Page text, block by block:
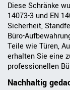
Diese Schränke
14073-3 und EN
Sicherheit,
Büro-
Teile wie Türen,
erhalten Sie eine
professionellen
Nachhaltig